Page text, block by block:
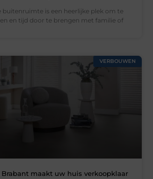
buitenruimte is een heerlijke plek om te
en tijd door te brengen met familie of
VERBOUWEN
maakt uw huis verkoopklaar